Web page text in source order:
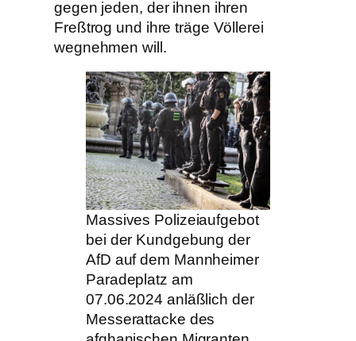
gegen jeden, der ihnen ihren
Freßtrog und ihre träge Völlerei
wegnehmen will.
Massives Polizeiaufgebot
bei der Kundgebung der
AfD auf dem Mannheimer
Paradeplatz am
07.06.2024 anläßlich der
Messerattacke des